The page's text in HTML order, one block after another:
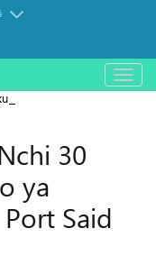
باز
و
30
ya
Said